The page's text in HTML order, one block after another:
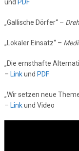
und PDF
„Gallische Dörfer“ –
„Lokaler Einsatz“ –
„Die ernsthafte
– Linkund PDF
„Wir setzen neue
– Linkund Video